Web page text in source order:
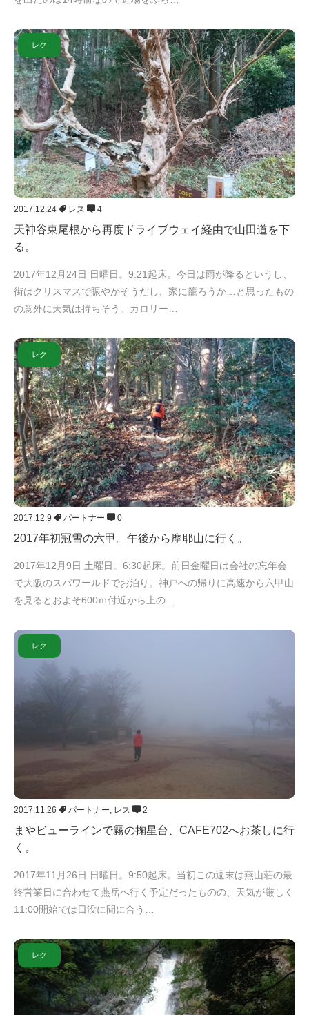
レク
2017.12.24 レス 4
天神谷東尾根から再度ドライブウェイ経由で山田道を下
る。
2017年12月24日 日曜日。9:21起床。今日は雨が降るというし、
街はクリスマスで賑やかそうだし、家に籠ろうか…と思ったもの
の意外に天気は持ちそう。カロリー…
レク
2017.12.9 パートナー 0
2017年初冠雪の六甲。午後から摩耶山に行く。
2017年12月9日 土曜日。6:30起床。前日金曜日は会社の忘年会
で大阪のスパワールドでお泊り。神戸への帰りに高速から六甲山
を見るとおよそ600ｍ付近から上の…
レク
2017.11.26 パートナー, レス 2
まやビューラインで霧の掬星台、CAFE702へお茶しに行
く。
2017年11月26日 日曜日。9:50起床。当初この週末は燕山荘の最
終営業日に合わせて燕岳へ行く予定だったものの、天気が厳しく
11:00開始では日没に間に合う…
レク